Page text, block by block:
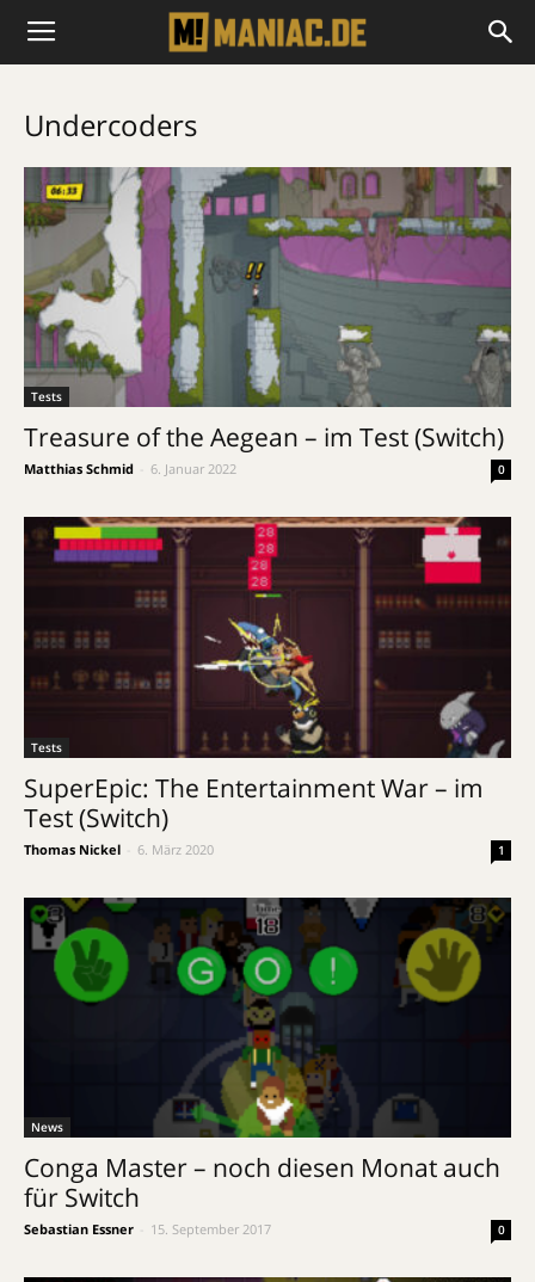
Undercoders
Tests
Treasure of the Aegean – im Test (Switch)
Matthias Schmid 6. Januar 2022 0
Tests
SuperEpic: The Entertainment War – im
Test (Switch)
Thomas Nickel 6. März 2020 1
News
Conga Master – noch diesen Monat auch
für Switch
Sebastian Essner 15. September 2017 0